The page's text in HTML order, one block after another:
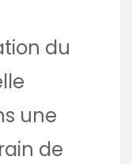
du
une
de